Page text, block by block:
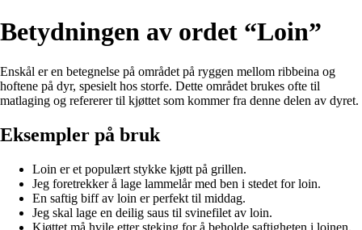
Betydningen av ordet “Loin”
Enskål er en betegnelse på området på ryggen mellom ribbeina og
hoftene på dyr, spesielt hos storfe. Dette området brukes ofte til
matlaging og refererer til kjøttet som kommer fra denne delen av dyret.
Eksempler på bruk
Loin er et populært stykke kjøtt på grillen.
Jeg foretrekker å lage lammelår med ben i stedet for loin.
En saftig biff av loin er perfekt til middag.
Jeg skal lage en deilig saus til svinefilet av loin.
Kjøttet må hvile etter steking for å beholde saftigheten i loinen.